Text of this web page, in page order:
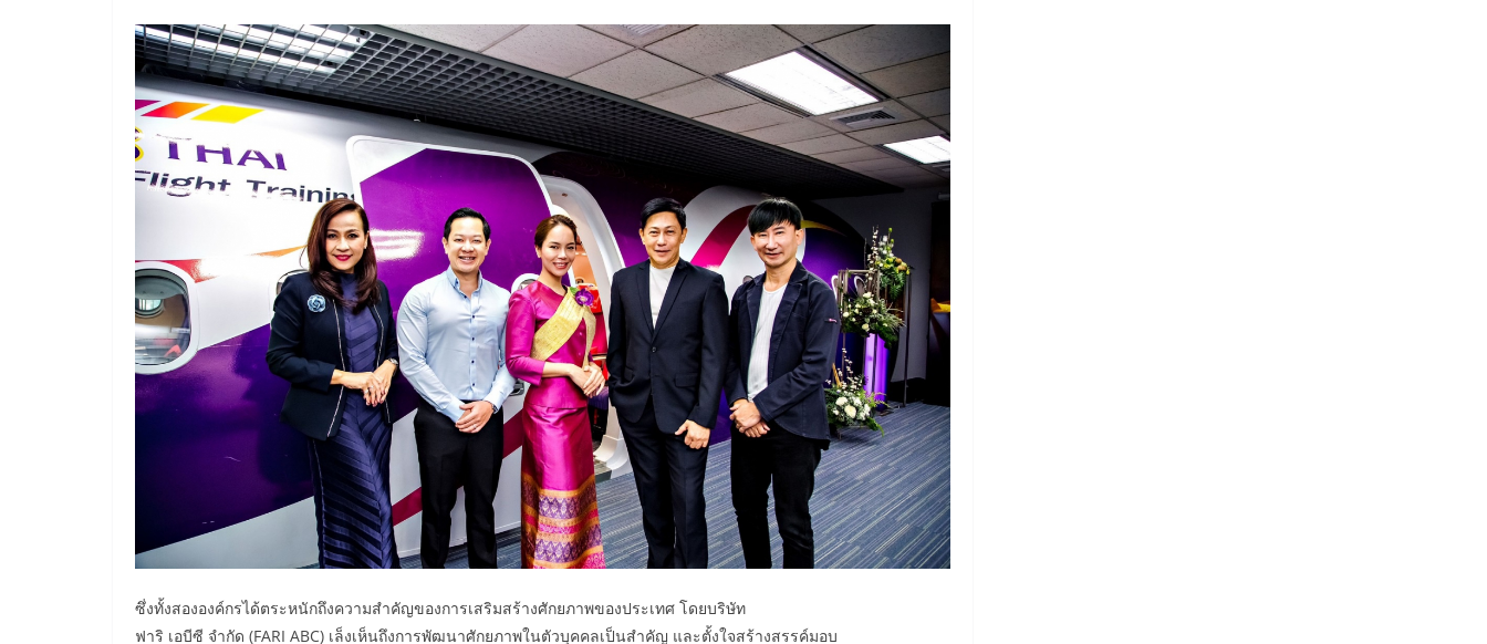
ซึ่งทั้งสององค์กรได้ตระหนักถึงความสำคัญของการเสริมสร้างศักยภาพของประเทศ โดยบริษัท
ฟาริ เอบีซี จำกัด (FARI ABC) เล็งเห็นถึงการพัฒนาศักยภาพในตัวบุคคลเป็นสำคัญ และตั้งใจสร้างสรรค์มอบ